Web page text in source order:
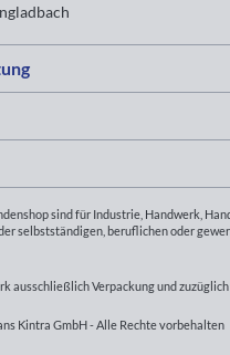
sind für Industrie, Handwerk,
selbstständigen, beruflichen oder
ausschließlich Verpackung und
Kintra GmbH - Alle Rechte vorbehalten